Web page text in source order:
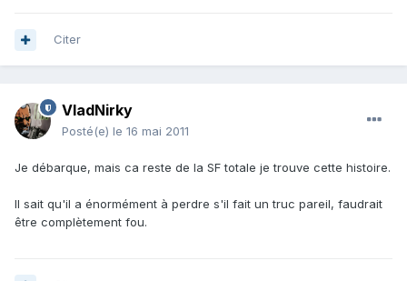
Citer
VladNirky
Posté(e) le 16 mai 2011
Je débarque, mais ca reste de la SF totale je trouve cette histoire.
Il sait qu'il a énormément à perdre s'il fait un truc pareil, faudrait
être complètement fou.